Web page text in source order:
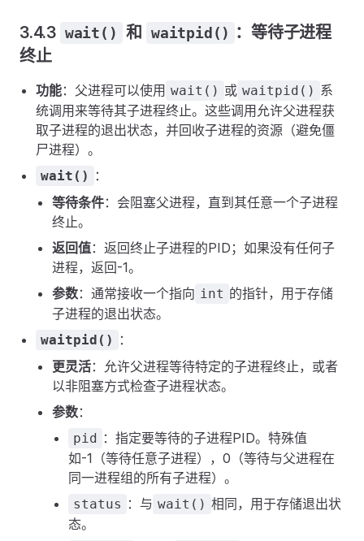
3.4.3 wait() 和 waitpid() ：等待子进程
终止
功能：父进程可以使用 wait() 或 waitpid() 系
统调用来等待其子进程终止。这些调用允许父进程获
取子进程的退出状态，并回收子进程的资源（避免僵
尸进程）。
wait()
：
等待条件：会阻塞父进程，直到其任意一个子进程
终止。
返回值：返回终止子进程的PID；如果没有任何子
进程，返回-1。
参数：通常接收一个指向 int 的指针，用于存储
子进程的退出状态。
waitpid()
：
更灵活：允许父进程等待特定的子进程终止，或者
以非阻塞方式检查子进程状态。
参数：
pid ：指定要等待的子进程PID。特殊值
如-1（等待任意子进程），0（等待与父进程在
同一进程组的所有子进程）。
status ：与 wait() 相同，用于存储退出状
态。